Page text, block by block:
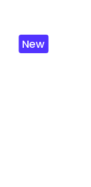
New